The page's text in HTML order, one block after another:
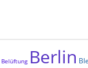
Belüftung Berlin